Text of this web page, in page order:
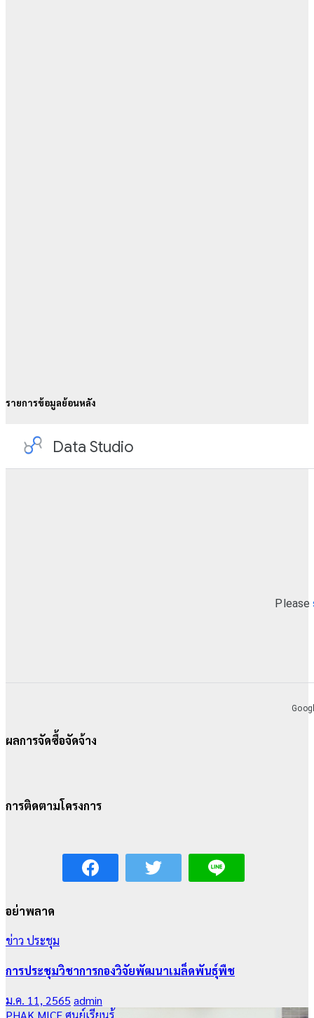
รายการข้อมูลย้อนหลัง
ผลการจัดซื้อจัดจ้าง
การติดตามโครงการ
อย่าพลาด
ข่าว ประชุม
การประชุมวิชาการกองวิจัยพัฒนาเมล็ดพันธุ์พืช
ม.ค. 11, 2565 admin
PHAK MICEศูนย์เรียนรู้